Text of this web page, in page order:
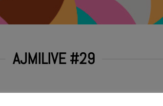
AJMILIVE #29